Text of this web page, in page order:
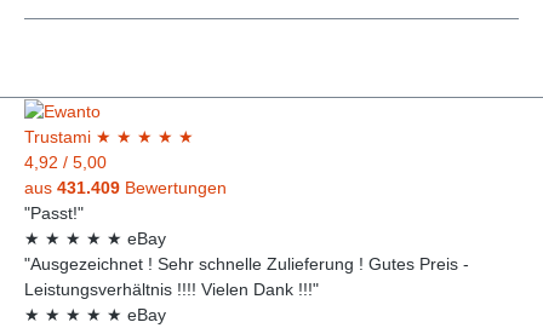
Trustami ★ ★ ★ ★ ★
4,92 / 5,00
aus 431.409 Bewertungen
"Passt!"
★ ★ ★ ★ ★ eBay
"Ausgezeichnet ! Sehr schnelle Zulieferung ! Gutes Preis -
Leistungsverhältnis !!!! Vielen Dank !!!"
★ ★ ★ ★ ★ eBay